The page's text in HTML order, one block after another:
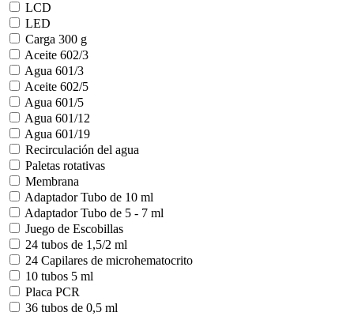
LCD
LED
Carga 300 g
Aceite 602/3
Agua 601/3
Aceite 602/5
Agua 601/5
Agua 601/12
Agua 601/19
Recirculación del agua
Paletas rotativas
Membrana
Adaptador Tubo de 10 ml
Adaptador Tubo de 5 - 7 ml
Juego de Escobillas
24 tubos de 1,5/2 ml
24 Capilares de microhematocrito
10 tubos 5 ml
Placa PCR
36 tubos de 0,5 ml